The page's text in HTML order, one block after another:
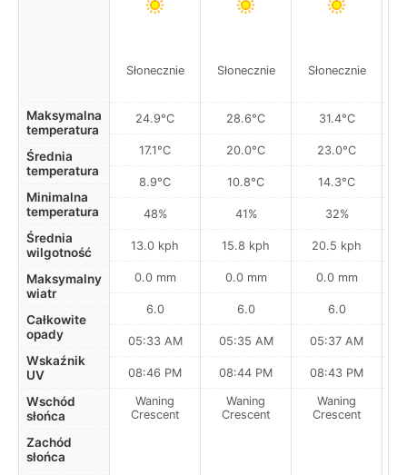
Maksymalna
temperatura
Średnia
temperatura
Minimalna
temperatura
Średnia
wilgotność
Maksymalny
wiatr
Całkowite
opady
Wskaźnik
UV
Wschód
słońca
Zachód
słońca
Słonecznie
24.9°C
17.1°C
8.9°C
48%
13.0 kph
0.0 mm
6.0
05:33 AM
08:46 PM
Waning
Crescent
Słonecznie
28.6°C
20.0°C
10.8°C
41%
15.8 kph
0.0 mm
6.0
05:35 AM
08:44 PM
Waning
Crescent
Słonecznie
31.4°C
23.0°C
14.3°C
32%
20.5 kph
0.0 mm
6.0
05:37 AM
08:43 PM
Waning
Crescent